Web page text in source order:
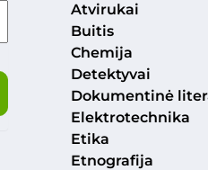
Atvirukai
Buitis
Chemija
Detektyvai
Dokumentinė
Elektrotechnika
Etika
Etnografija